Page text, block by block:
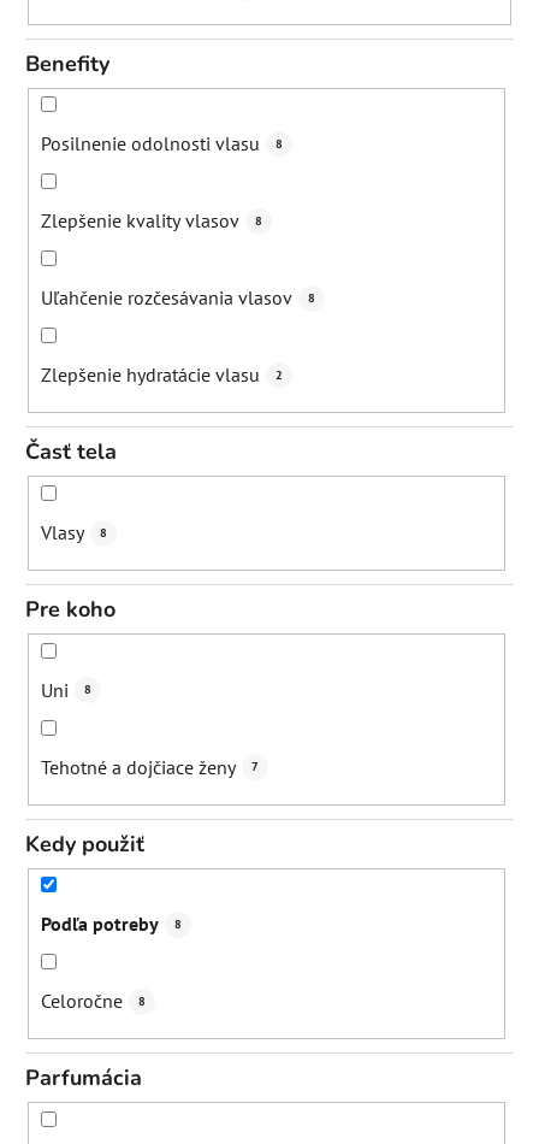
Benefity
Posilnenie odolnosti vlasu 8
Zlepšenie kvality vlasov 8
Uľahčenie rozčesávania vlasov 8
Zlepšenie hydratácie vlasu 2
Časť tela
Vlasy 8
Pre koho
Uni 8
Tehotné a dojčiace ženy 7
Kedy použiť
Podľa potreby 8
Celoročne 8
Parfumácia